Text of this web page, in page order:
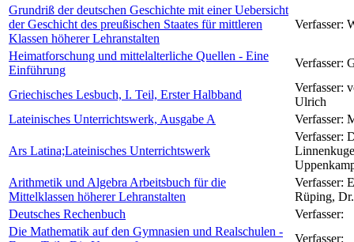
Grundriß der deutschen Geschichte mit einer Uebersicht
der Geschicht des preußischen Staates für mittleren
Klassen höherer Lehranstalten
Verfasser:
Heimatforschung und mittelalterliche Quellen - Eine
Einführung
Verfasser:
Griechisches Lesbuch, I. Teil, Erster Halbband
Verfasser:
Ulrich
Lateinisches Unterrichtswerk, Ausgabe A
Verfasser:
Ars Latina;Lateinisches Unterrichtswerk
Verfasser:
Arithmetik und Algebra Arbeitsbuch für die
Mittelklassen höherer Lehranstalten
Verfasser:
Rüping,
Deutsches Rechenbuch
Verfasser:
Die Mathematik auf den Gymnasien und Realschulen -
Verfasser: